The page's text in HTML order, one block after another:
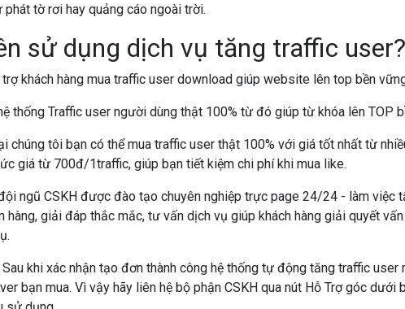
phát tờ rơi hay quảng cáo ngoài trời.
sử dụng dịch vụ tăng traffic user?
khách hàng mua traffic user download giúp website lên top bền
thống Traffic user người dùng thật 100% từ đó giúp từ khóa lên TOP
chúng tôi bạn có thể mua traffic user thật 100% với giá tốt nhất từ
giá từ 700đ/1traffic, giúp bạn tiết kiệm chi phí khi mua like.
ngũ CSKH được đào tạo chuyên nghiệp trực page 24/24 - làm việc
hàng, giải đáp thắc mắc, tư vấn dịch vụ giúp khách hàng giải quyết
Sau khi xác nhận tạo đơn thành công hệ thống tự động tăng traffic user
bạn mua. Vì vậy hãy liên hệ bộ phận CSKH qua nút Hỗ Trợ góc